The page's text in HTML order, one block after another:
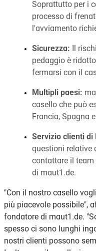
Soprattutto per i
processo di
l'avviamento
Sicurezza:
Il
pedaggio è
fermarsi con il
Multipli paesi:
casello che può
Francia, Spagna
Servizio clienti di
questioni relative
contattare il
di maut1.de.
"Con il nostro casello
più piacevole possibile",
fondatore di maut1.de.
spesso ci sono lunghi
nostri clienti possono